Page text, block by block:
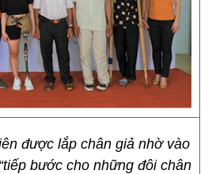
được lắp chân giả nhờ vào
bước cho những đôi chân